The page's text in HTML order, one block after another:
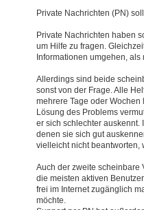
Private Nachrichten (PN)
Private Nachrichten haben
um Hilfe zu fragen.
Informationen umgehen,
Allerdings sind beide
sonst von der Frage. Alle
mehrere Tage oder
Lösung des Problems
er sich schlechter
denen sie sich gut
vielleicht nicht beantworten,
Auch der zweite scheinbare
die meisten aktiven
frei im Internet zugänglich
möchte.